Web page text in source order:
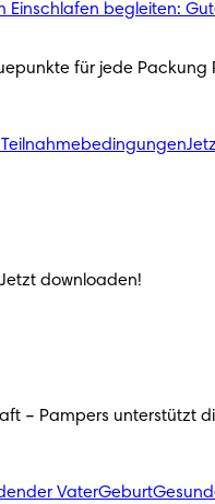
Einschlafen begleiten:
für jede Packung
Teilnahmebedingungen
downloaden!
– Pampers unterstützt
VaterGeburt